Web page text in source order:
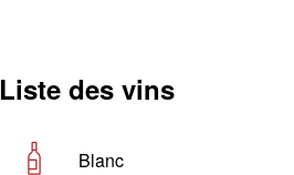
Liste des vins
Blanc